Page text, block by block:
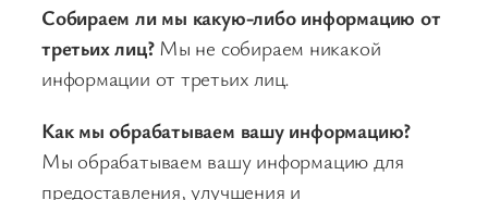
Собираем ли мы какую-либо информацию от
третьих лиц?Мы не собираем никакой
информации от третьих лиц.
Как мы обрабатываем вашу информацию?
Мы обрабатываем вашу информацию для
предоставления, улучшения и